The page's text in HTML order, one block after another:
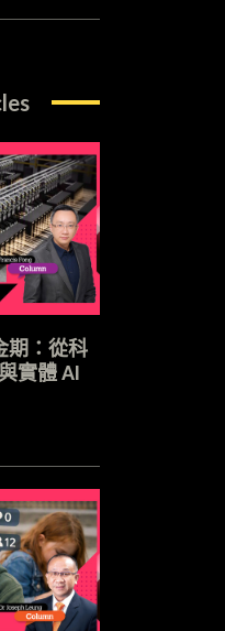
期：從科
實體 AI